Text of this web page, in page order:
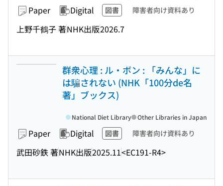
Paper Digital 図書 障害者向け資料あり
上野千鶴子 著NHK出版2026.7
群衆心理 : ル・ボン : 「みんな」に
は騙されない (NHK「100分de名
著」ブックス)
Paper Digital 図書 障害者向け資料あり
武田砂鉄 著NHK出版2025.11<EC191-R4>
National Diet Library Other Libraries in Japan